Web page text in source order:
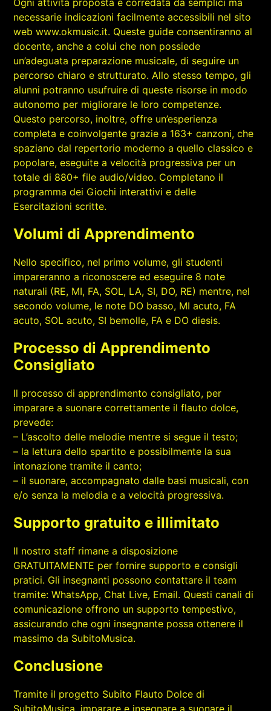
Ogni attività proposta è corredata da semplici ma
necessarie indicazioni facilmente accessibili nel sito
web www.okmusic.it. Queste guide consentiranno al
docente, anche a colui che non possiede
un’adeguata preparazione musicale, di seguire un
percorso chiaro e strutturato. Allo stesso tempo, gli
alunni potranno usufruire di queste risorse in modo
autonomo per migliorare le loro competenze.
Questo percorso, inoltre, offre un’esperienza
completa e coinvolgente grazie a 163+ canzoni, che
spaziano dal repertorio moderno a quello classico e
popolare, eseguite a velocità progressiva per un
totale di 880+ file audio/video. Completano il
programma dei Giochi interattivi e delle
Esercitazioni scritte.
Volumi di Apprendimento
Nello specifico, nel primo volume, gli studenti
impareranno a riconoscere ed eseguire 8 note
naturali (RE, MI, FA, SOL, LA, SI, DO, RE) mentre, nel
secondo volume, le note DO basso, MI acuto, FA
acuto, SOL acuto, SI bemolle, FA e DO diesis.
Processo di Apprendimento
Consigliato
Il processo di apprendimento consigliato, per
imparare a suonare correttamente il flauto dolce,
prevede:
– L’ascolto delle melodie mentre si segue il testo;
– la lettura dello spartito e possibilmente la sua
intonazione tramite il canto;
– il suonare, accompagnato dalle basi musicali, con
e/o senza la melodia e a velocità progressiva.
Supporto gratuito e illimitato
Il nostro staff rimane a disposizione
GRATUITAMENTE per fornire supporto e consigli
pratici. Gli insegnanti possono contattare il team
tramite: WhatsApp, Chat Live, Email. Questi canali di
comunicazione offrono un supporto tempestivo,
assicurando che ogni insegnante possa ottenere il
massimo da SubitoMusica.
Conclusione
Tramite il progetto Subito Flauto Dolce di
SubitoMusica, imparare e insegnare a suonare il